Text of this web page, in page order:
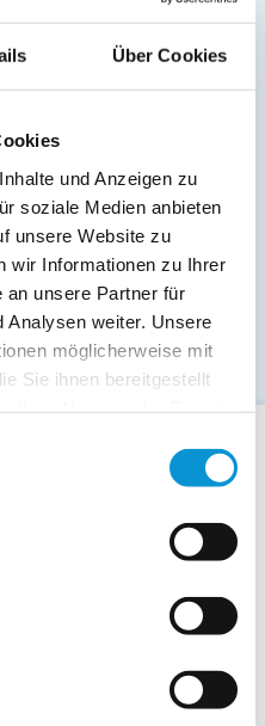
Über Cookies
und Anzeigen zu
soziale Medien anbieten
unsere Website zu
wir Informationen zu Ihrer
an unsere Partner für
Analysen weiter. Unsere
möglicherweise mit
Sie ihnen bereitgestellt
AM WALDRAND